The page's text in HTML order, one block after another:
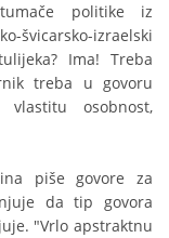
politike iz
izraelski
Ima! Treba
treba u govoru
osobnost,
piše govore za
da tip govora
"Vrlo apstraktnu